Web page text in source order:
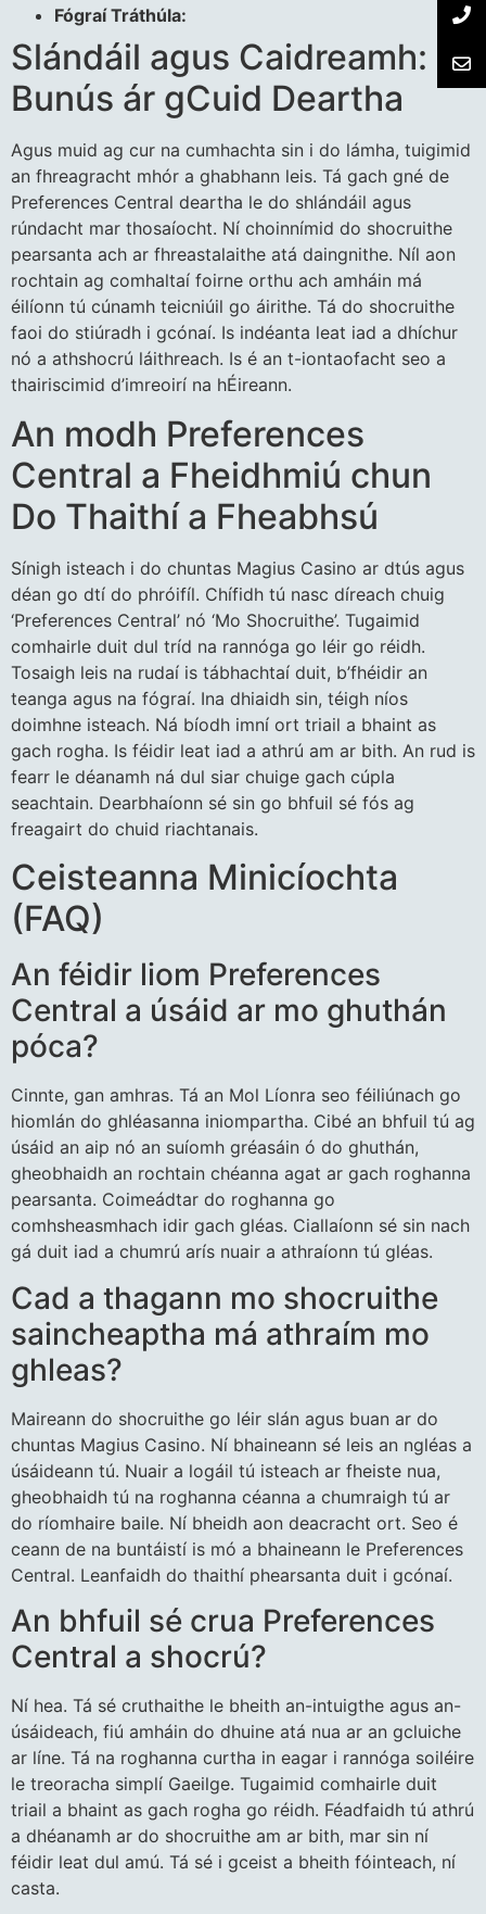
Fógraí Tráthúla:
Slándáil agus Caidreamh:
Bunús ár gCuid Deartha
Agus muid ag cur na cumhachta sin i do lámha, tuigimid
an fhreagracht mhór a ghabhann leis. Tá gach gné de
Preferences Central deartha le do shlándáil agus
rúndacht mar thosaíocht. Ní choinnímid do shocruithe
pearsanta ach ar fhreastalaithe atá daingnithe. Níl aon
rochtain ag comhaltaí foirne orthu ach amháin má
éilíonn tú cúnamh teicniúil go áirithe. Tá do shocruithe
faoi do stiúradh i gcónaí. Is indéanta leat iad a dhíchur
nó a athshocrú láithreach. Is é an t-iontaofacht seo a
thairiscimid d’imreoirí na hÉireann.
An modh Preferences
Central a Fheidhmiú chun
Do Thaithí a Fheabhsú
Sínigh isteach i do chuntas Magius Casino ar dtús agus
déan go dtí do phróifíl. Chífidh tú nasc díreach chuig
‘Preferences Central’ nó ‘Mo Shocruithe’. Tugaimid
comhairle duit dul tríd na rannóga go léir go réidh.
Tosaigh leis na rudaí is tábhachtaí duit, b’fhéidir an
teanga agus na fógraí. Ina dhiaidh sin, téigh níos
doimhne isteach. Ná bíodh imní ort triail a bhaint as
gach rogha. Is féidir leat iad a athrú am ar bith. An rud is
fearr le déanamh ná dul siar chuige gach cúpla
seachtain. Dearbhaíonn sé sin go bhfuil sé fós ag
freagairt do chuid riachtanais.
Ceisteanna Minicíochta
(FAQ)
An féidir liom Preferences
Central a úsáid ar mo ghuthán
póca?
Cinnte, gan amhras. Tá an Mol Líonra seo féiliúnach go
hiomlán do ghléasanna iniompartha. Cibé an bhfuil tú ag
úsáid an aip nó an suíomh gréasáin ó do ghuthán,
gheobhaidh an rochtain chéanna agat ar gach roghanna
pearsanta. Coimeádtar do roghanna go
comhsheasmhach idir gach gléas. Ciallaíonn sé sin nach
gá duit iad a chumrú arís nuair a athraíonn tú gléas.
Cad a thagann mo shocruithe
saincheaptha má athraím mo
ghleas?
Maireann do shocruithe go léir slán agus buan ar do
chuntas Magius Casino. Ní bhaineann sé leis an ngléas a
úsáideann tú. Nuair a logáil tú isteach ar fheiste nua,
gheobhaidh tú na roghanna céanna a chumraigh tú ar
do ríomhaire baile. Ní bheidh aon deacracht ort. Seo é
ceann de na buntáistí is mó a bhaineann le Preferences
Central. Leanfaidh do thaithí phearsanta duit i gcónaí.
An bhfuil sé crua Preferences
Central a shocrú?
Ní hea. Tá sé cruthaithe le bheith an-intuigthe agus an-
úsáideach, fiú amháin do dhuine atá nua ar an gcluiche
ar líne. Tá na roghanna curtha in eagar i rannóga soiléire
le treoracha simplí Gaeilge. Tugaimid comhairle duit
triail a bhaint as gach rogha go réidh. Féadfaidh tú athrú
a dhéanamh ar do shocruithe am ar bith, mar sin ní
féidir leat dul amú. Tá sé i gceist a bheith fóinteach, ní
casta.